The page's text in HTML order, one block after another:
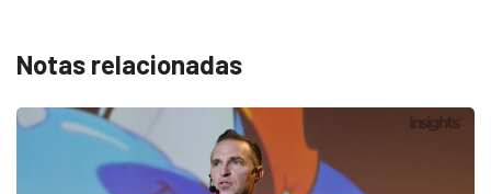
Notas relacionadas